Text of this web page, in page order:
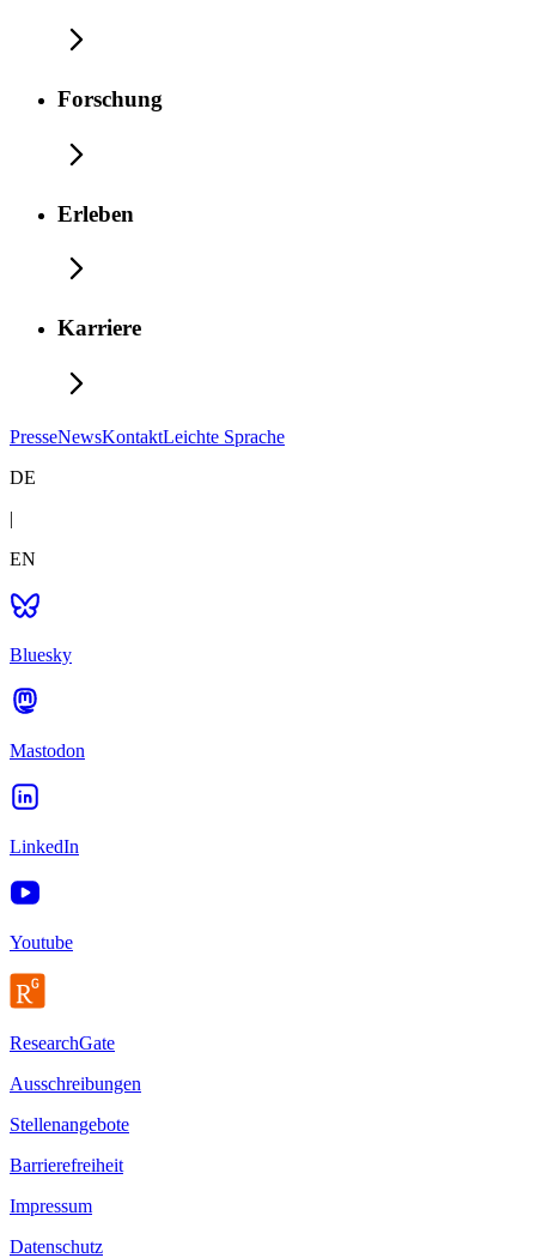
Forschung
Erleben
Karriere
PresseNewsKontaktLeichte Sprache
DE
|
EN
Bluesky
Mastodon
LinkedIn
Youtube
ResearchGate
Ausschreibungen
Stellenangebote
Barrierefreiheit
Impressum
Datenschutz